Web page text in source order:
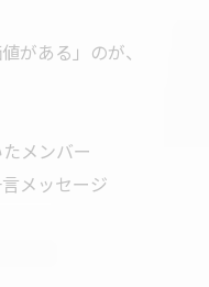
がある」のが、
メンバー
メッセージ